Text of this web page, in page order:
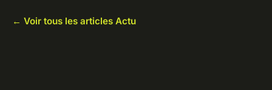
← Voir tous les articles Actu